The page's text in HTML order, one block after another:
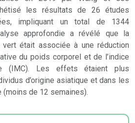
les résultats de 26 études
impliquant un total de 1344
approfondie a révélé que la
était associée à une réduction
du poids corporel et de l’indice
(IMC). Les effets étaient plus
d’origine asiatique et dans les
de 12 semaines).